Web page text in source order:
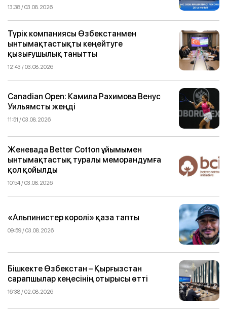
13:38 / 03.08.2026
Түрік компаниясы Өзбекстанмен
ынтымақтастықты кеңейтуге
қызығушылық танытты
12:43 / 03.08.2026
Canadian Open: Камила Рахимова Венус
Уильямсты жеңді
11:51 / 03.08.2026
Женевада Better Cotton ұйымымен
ынтымақтастық туралы меморандумға
қол қойылды
10:54 / 03.08.2026
«Альпинистер королі» қаза тапты
09:59 / 03.08.2026
Бішкекте Өзбекстан – Қырғызстан
сарапшылар кеңесінің отырысы өтті
16:38 / 02.08.2026